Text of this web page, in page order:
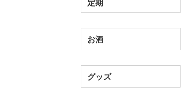
定期
お酒
グッズ